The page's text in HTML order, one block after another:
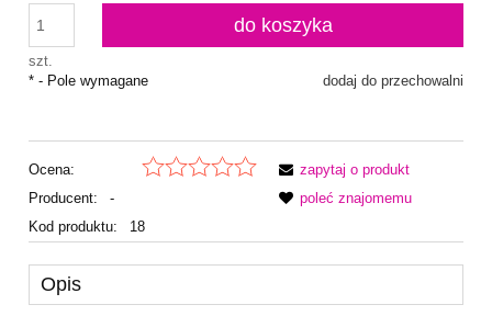
szt.
do koszyka
dodaj do przechowalni
* - Pole wymagane
Ocena:
Producent:
-
Kod produktu:
18
zapytaj o produkt
poleć znajomemu
Opis